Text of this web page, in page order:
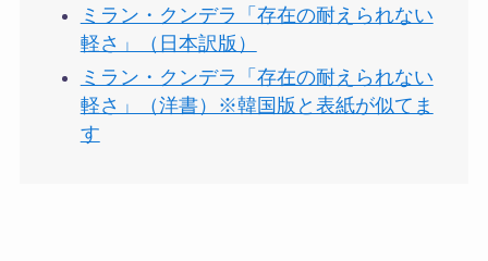
ミラン・クンデラ「存在の耐えられない
軽さ」（日本訳版）
ミラン・クンデラ「存在の耐えられない
軽さ」（洋書）※韓国版と表紙が似てま
す